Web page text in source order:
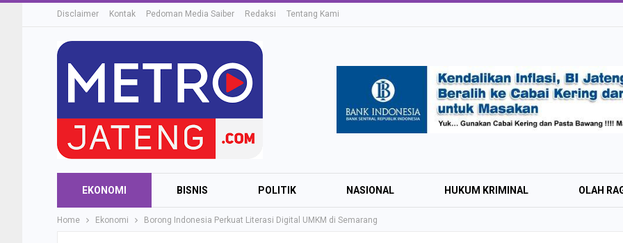
Disclaimer Kontak Pedoman Media Saiber Redaksi Tentang Kami
EKONOMI BISNIS POLITIK NASIONAL HUKUM KRIMINAL OLAH
Home Ekonomi Borong Indonesia Perkuat Literasi Digital UMKM di Semarang